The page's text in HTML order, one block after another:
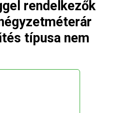
rendelkezők
típusa nem